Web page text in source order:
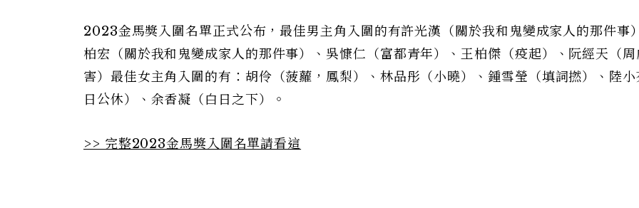
2023金馬獎入圍名單正式公布，最佳男主角入圍的有許光漢（關於我和鬼變成家人的那件事
柏宏（關於我和鬼變成家人的那件事）、吳慷仁（富都青年）、王柏傑（疫起）、阮經天（
害）最佳女主角入圍的有：胡伶（菠蘿，鳳梨）、林品彤（小曉）、鍾雪瑩（填詞撚）、陸
日公休）、余香凝（白日之下）。
>> 完整2023金馬獎入圍名單請看這